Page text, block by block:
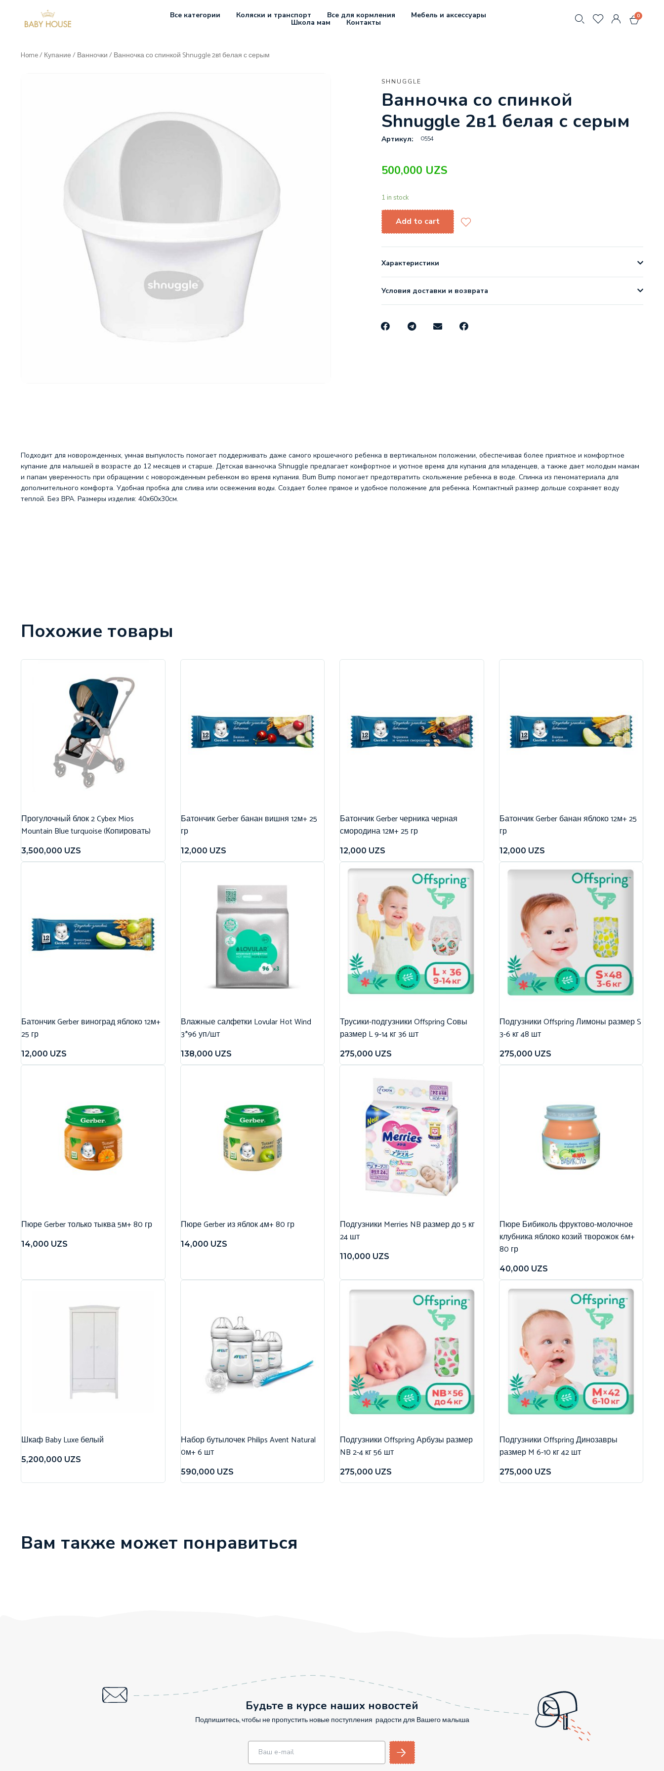
Все категории Коляски и транспорт Все для кормления Мебель и аксессуары
Школа мам Контакты
0
Home/Купание/Ванночки/ Ванночка со спинкой Shnuggle 2в1 белая с серым
SHNUGGLE
Ванночка со спинкой
Shnuggle 2в1 белая с серым
Артикул: 0554
500,000 UZS
1 in stock
Add to cart
Характеристики
Условия доставки и возврата
Подходит для новорожденных, умная выпуклость помогает поддерживать даже самого крошечного ребенка в вертикальном положении, обеспечивая более приятное и комфортное
купание для малышей в возрасте до 12 месяцев и старше. Детская ванночка Shnuggle предлагает комфортное и уютное время для купания для младенцев, а также дает молодым мамам
и папам уверенность при обращении с новорожденным ребенком во время купания. Bum Bump помогает предотвратить скольжение ребенка в воде. Спинка из пеноматериала для
дополнительного комфорта. Удобная пробка для слива или освежения воды. Создает более прямое и удобное положение для ребенка. Компактный размер дольше сохраняет воду
теплой. Без BPA. Размеры изделия: 40x60x30см.
Похожие товары
Прогулочный блок 2 Cybex Mios
Mountain Blue turquoise (Копировать)
3,500,000 UZS
Батончик Gerber банан вишня 12м+ 25
гр
12,000 UZS
Батончик Gerber черника черная
смородина 12м+ 25 гр
12,000 UZS
Батончик Gerber банан яблоко 12м+ 25
гр
12,000 UZS
Батончик Gerber виноград яблоко 12м+
25 гр
12,000 UZS
Влажные салфетки Lovular Hot Wind
3*96 уп/шт
138,000 UZS
Трусики-подгузники Offspring Совы
размер L 9-14 кг 36 шт
275,000 UZS
Подгузники Offspring Лимоны размер S
3-6 кг 48 шт
275,000 UZS
Пюре Gerber только тыква 5м+ 80 гр
14,000 UZS
Пюре Gerber из яблок 4м+ 80 гр
14,000 UZS
Подгузники Merries NB размер до 5 кг
24 шт
110,000 UZS
Пюре Бибиколь фруктово-молочное
клубника яблоко козий творожок 6м+
80 гр
40,000 UZS
Шкаф Baby Luxe белый
5,200,000 UZS
Набор бутылочек Philips Avent Natural
0м+ 6 шт
590,000 UZS
Подгузники Offspring Арбузы размер
NB 2-4 кг 56 шт
275,000 UZS
Подгузники Offspring Динозавры
размер M 6-10 кг 42 шт
275,000 UZS
Вам также может понравиться
Будьте в курсе наших новостей
Подпишитесь, чтобы не пропустить новые поступления радости для Вашего малыша